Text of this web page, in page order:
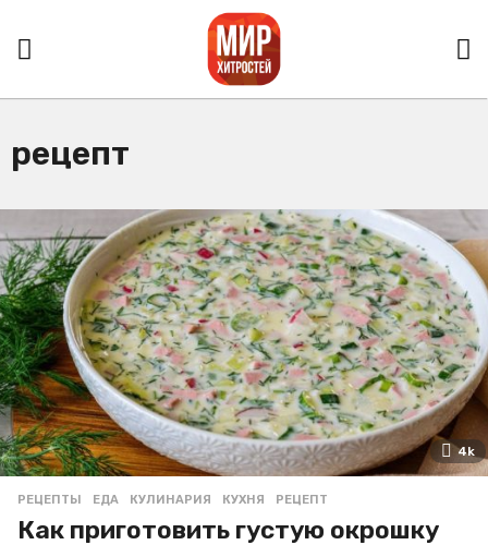
рецепт
4k
РЕЦЕПТЫ ЕДА ,КУЛИНАРИЯ ,КУХНЯ ,РЕЦЕПТ
Как приготовить густую окрошку